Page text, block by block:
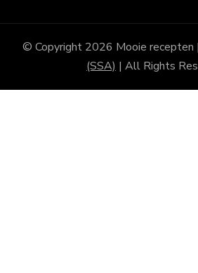
© Copyright 2026 Mooie recepten
(SSA) | All Rights